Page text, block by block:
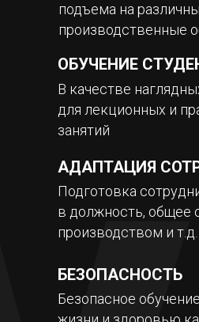
В качестве
для лекционных и
занятий
ОБУЧЕНИЕ
Безопасное
БЕЗОПАСНОСТЬ
подъема на
производственные
Подготовка
в должность, общее
производством и т.д.
АДАПТАЦИЯ